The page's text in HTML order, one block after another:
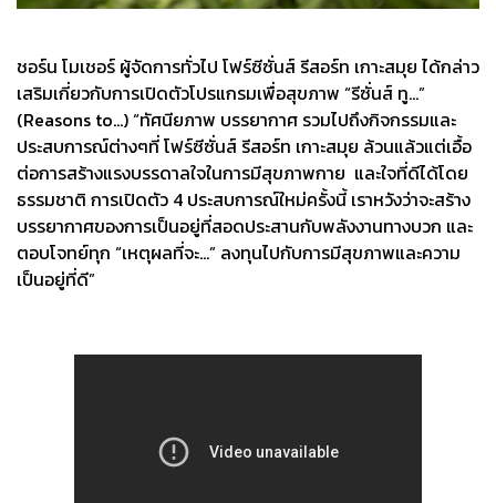
ชอร์น โมเชอร์ ผู้จัดการทั่วไป โฟร์ซีซั่นส์ รีสอร์ท เกาะสมุย ได้กล่าว
เสริมเกี่ยวกับการเปิดตัวโปรแกรมเพื่อสุขภาพ “รีซั่นส์ ทู...”
(Reasons to…) “ทัศนียภาพ บรรยากาศ รวมไปถึงกิจกรรมและ
ประสบการณ์ต่างๆที่ โฟร์ซีซั่นส์ รีสอร์ท เกาะสมุย ล้วนแล้วแต่เอื้อ
ต่อการสร้างแรงบรรดาลใจในการมีสุขภาพกาย และใจที่ดีได้โดย
ธรรมชาติ การเปิดตัว 4 ประสบการณ์ใหม่ครั้งนี้ เราหวังว่าจะสร้าง
บรรยากาศของการเป็นอยู่ที่สอดประสานกับพลังงานทางบวก และ
ตอบโจทย์ทุก “เหตุผลที่จะ...” ลงทุนไปกับการมีสุขภาพและความ
เป็นอยู่ที่ดี”